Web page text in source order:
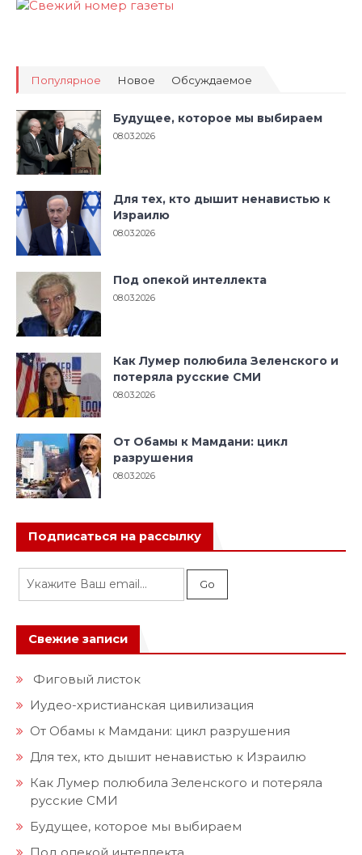
Популярное Новое Обсуждаемое
Будущее, которое мы выбираем
08.03.2026
Для тех, кто дышит ненавистью к
Израилю
08.03.2026
Под опекой интеллекта
08.03.2026
Как Лумер полюбила Зеленского и
потеряла русские СМИ
08.03.2026
От Обамы к Мамдани: цикл
разрушения
08.03.2026
Подписаться на рассылку
Свежие записи
Фиговый листок
Иудео-христианская цивилизация
От Обамы к Мамдани: цикл разрушения
Для тех, кто дышит ненавистью к Израилю
Как Лумер полюбила Зеленского и потеряла
русские СМИ
Будущее, которое мы выбираем
Под опекой интеллекта